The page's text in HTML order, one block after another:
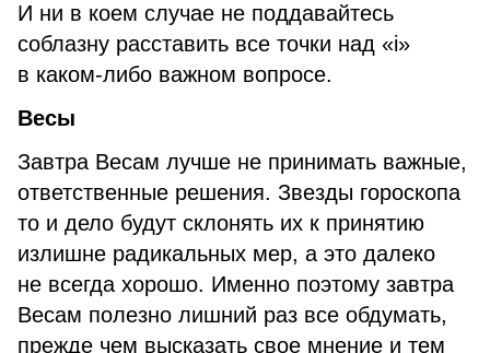
И ни в коем случае не поддавайтесь
соблазну расставить все точки над «i»
в каком-либо важном вопросе.
Весы
Завтра Весам лучше не принимать важные,
ответственные решения. Звезды гороскопа
то и дело будут склонять их к принятию
излишне радикальных мер, а это далеко
не всегда хорошо. Именно поэтому завтра
Весам полезно лишний раз все обдумать,
прежде чем высказать свое мнение и тем